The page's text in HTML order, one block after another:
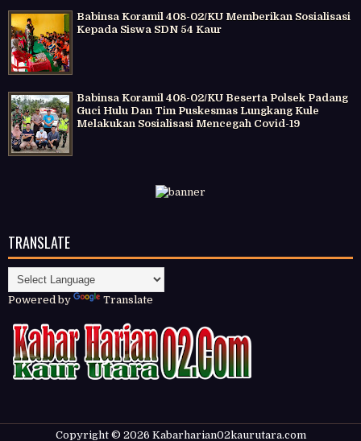
Babinsa Koramil 408-02/KU Memberikan Sosialisasi
Kepada Siswa SDN 54 Kaur
Babinsa Koramil 408-02/KU Beserta Polsek Padang
Guci Hulu Dan Tim Puskesmas Lungkang Kule
Melakukan Sosialisasi Mencegah Covid-19
TRANSLATE
Powered by Translate
Copyright © 2026 Kabarharian02kaurutara.com